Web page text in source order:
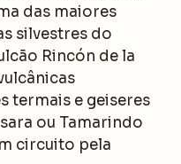
das maiores
silvestres do
Rincón de la
termais e geiseres
ou Tamarindo
circuito pela